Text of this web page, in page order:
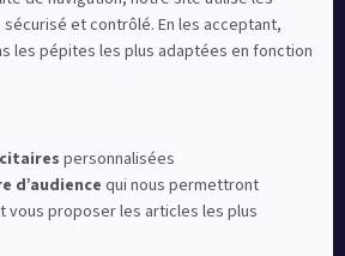
été distingué par la rédaction de
des « Meilleurs sites de
», catégorie Sportswear.